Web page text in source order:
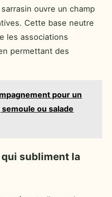
ouvre un champ
Cette base neutre
les associations
permettant des
pour un
ou salade
subliment la